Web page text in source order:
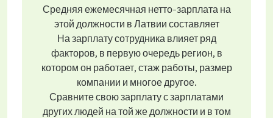
Средняя ежемесячная нетто-зарплата на
этой должности в Латвии составляет
На зарплату сотрудника влияет ряд
факторов, в первую очередь регион, в
котором он работает, стаж работы, размер
компании и многое другое.
Сравните свою зарплату с зарплатами
других людей на той же должности и в том